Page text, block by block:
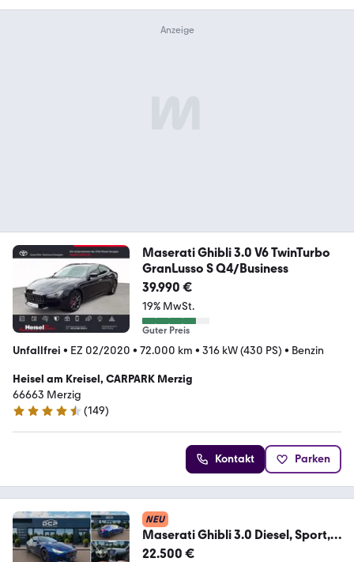
Maserati Ghibli 3.0 V6 TwinTurbo
GranLusso S Q4/Business
39.990 €
19% MwSt.
Guter Preis
Unfallfrei • EZ 02/2020 • 72.000 km • 316 kW (430 PS) • Benzin
Heisel am Kreisel, CARPARK Merzig
66663 Merzig
4.7 Sterne
(149)
Kontakt Parken
NEU
Maserati Ghibli 3.0 Diesel, Sport,
LM20, Memory,LED
22.500 €